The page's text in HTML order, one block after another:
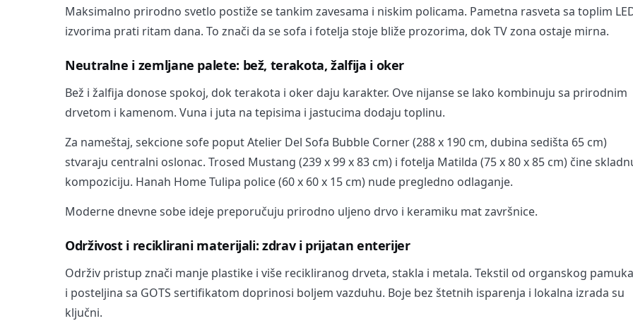
Maksimalno prirodno svetlo postiže se tankim zavesama i niskim policama. Pametna rasveta sa toplim
izvorima prati ritam dana. To znači da se sofa i fotelja stoje bliže prozorima, dok TV zona ostaje mirna.
Neutralne i zemljane palete: bež, terakota, žalfija i oker
Bež i žalfija donose spokoj, dok terakota i oker daju karakter. Ove nijanse se lako kombinuju sa prirodnim
drvetom i kamenom. Vuna i juta na tepisima i jastucima dodaju toplinu.
Za nameštaj, sekcione sofe poput Atelier Del Sofa Bubble Corner (288 x 190 cm, dubina sedišta 65 cm)
stvaraju centralni oslonac. Trosed Mustang (239 x 99 x 83 cm) i fotelja Matilda (75 x 80 x 85 cm) čine
kompoziciju. Hanah Home Tulipa police (60 x 60 x 15 cm) nude pregledno odlaganje.
Moderne dnevne sobe ideje preporučuju prirodno uljeno drvo i keramiku mat završnice.
Održivost i reciklirani materijali: zdrav i prijatan enterijer
Održiv pristup znači manje plastike i više recikliranog drveta, stakla i metala. Tekstil od organskog pamuka
i posteljina sa GOTS sertifikatom doprinosi boljem vazduhu. Boje bez štetnih isparenja i lokalna izrada su
ključni.